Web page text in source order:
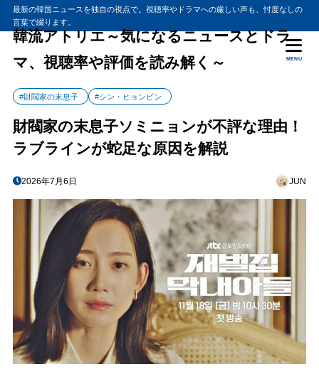
最新の韓国ニュースを独自の視点で。視聴率やドラマへの厳しい声も、忖度なしの
言葉で綴ります。
韓流アトリエ～気になるニュースとドラ
マ、視聴率や評価を読み解く～
MENU
#財閥家の末息子 #シン・ヒョンビン
財閥家の末息子ソミニョンが不評な理由！
ラブラインが蛇足な原因を解説
2026年7月6日 JUN